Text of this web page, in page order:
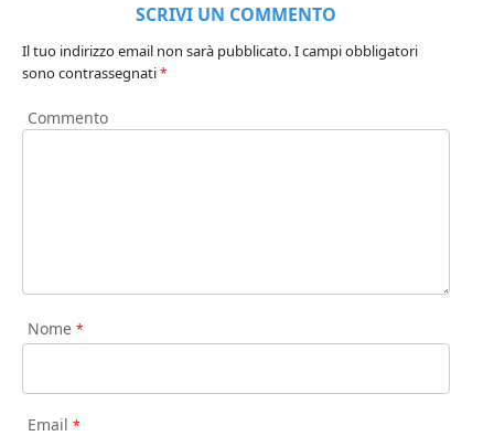
SCRIVI UN COMMENTO
Il tuo indirizzo email non sarà pubblicato.I campi obbligatori
sono contrassegnati*
Commento
Nome *
Email *